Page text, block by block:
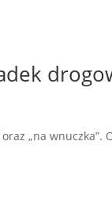
„na wnuczka”.